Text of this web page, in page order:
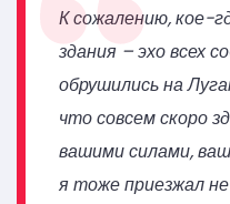
К сожалению, кое-
здания – эхо всех
обрушились на
что совсем скоро
вашими силами,
я тоже приезжал